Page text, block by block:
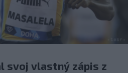
svoj vlastný zápis z